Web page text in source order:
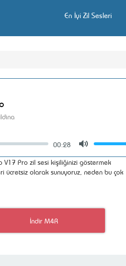
En İyi Zil Sesleri
00:28
V17 Pro zil sesi kişiliğinizi göstermek
ücretsiz olarak sunuyoruz, neden bu çok
İndir M4R